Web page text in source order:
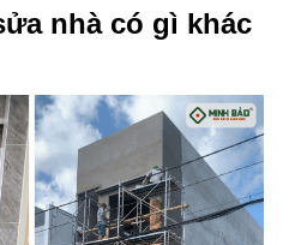
nhà có gì khác